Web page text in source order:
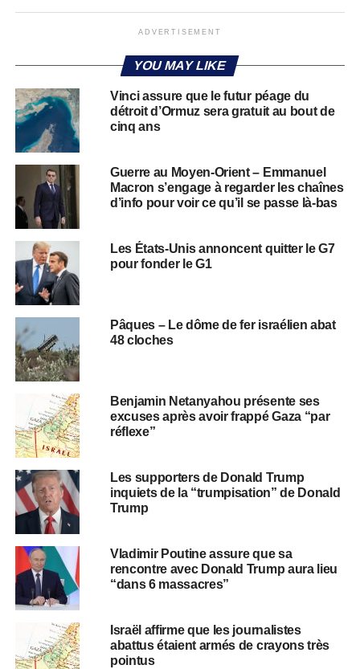
ADVERTISEMENT
YOU MAY LIKE
Vinci assure que le futur péage du
détroit d’Ormuz sera gratuit au bout de
cinq ans
Guerre au Moyen-Orient – Emmanuel
Macron s’engage à regarder les chaînes
d’info pour voir ce qu’il se passe là-bas
Les États-Unis annoncent quitter le G7
pour fonder le G1
Pâques – Le dôme de fer israélien abat
48 cloches
Benjamin Netanyahou présente ses
excuses après avoir frappé Gaza “par
réflexe”
Les supporters de Donald Trump
inquiets de la “trumpisation” de Donald
Trump
Vladimir Poutine assure que sa
rencontre avec Donald Trump aura lieu
“dans 6 massacres”
Israël affirme que les journalistes
abattus étaient armés de crayons très
pointus